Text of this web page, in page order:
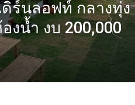
ร์นลอฟท์ กลางทุ่ง
งน้ำ งบ 200,000